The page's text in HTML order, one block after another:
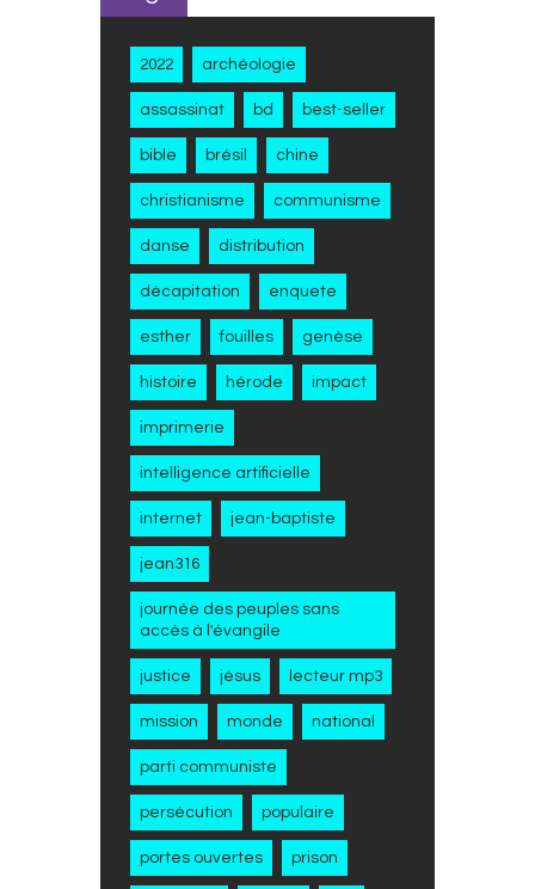
2022 archéologie
assassinat bd best-seller
bible brésil chine
christianisme communisme
danse distribution
décapitation enquete
esther fouilles genèse
histoire hérode impact
imprimerie
intelligence artificielle
internet jean-baptiste
jean316
journée des peuples sans
accès à l'évangile
justice jésus lecteur mp3
mission monde national
parti communiste
persécution populaire
portes ouvertes prison